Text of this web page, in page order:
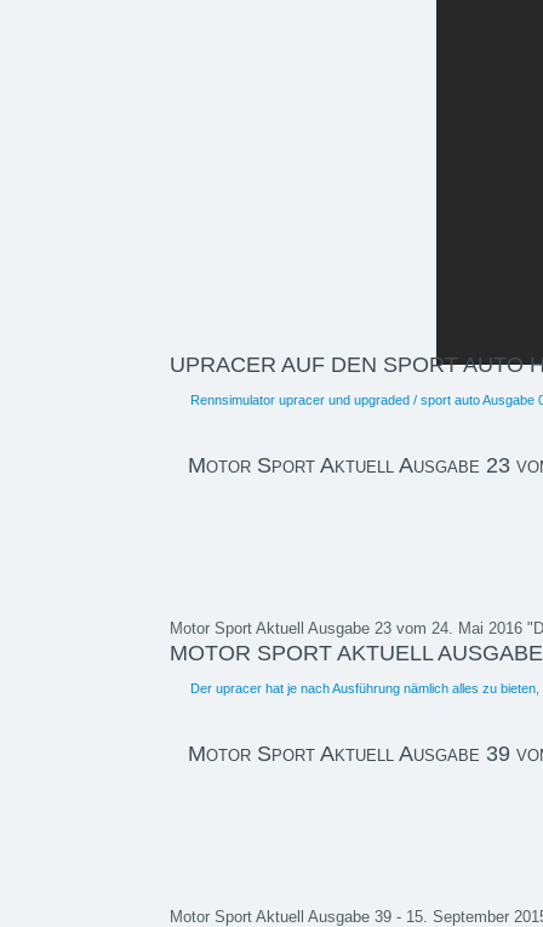
UPRACER AUF DEN SPORT AUTO
Rennsimulator upracer und upgraded / sport auto Ausgabe
Motor Sport Aktuell Ausgabe 23
Motor Sport Aktuell Ausgabe 23 vom 24. Mai 2016
MOTOR SPORT AKTUELL
Der upracer hat je nach Ausführung nämlich alles zu
Motor Sport Aktuell Ausgabe 39
Motor Sport Aktuell Ausgabe 39 - 15. September